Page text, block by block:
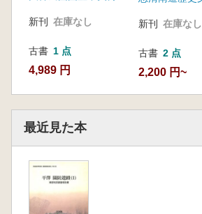
館)
新刊 在庫なし
古書 1 点
4,989 円
新刊 在庫なし
古書 2 点
2,200 円~
最近見た本